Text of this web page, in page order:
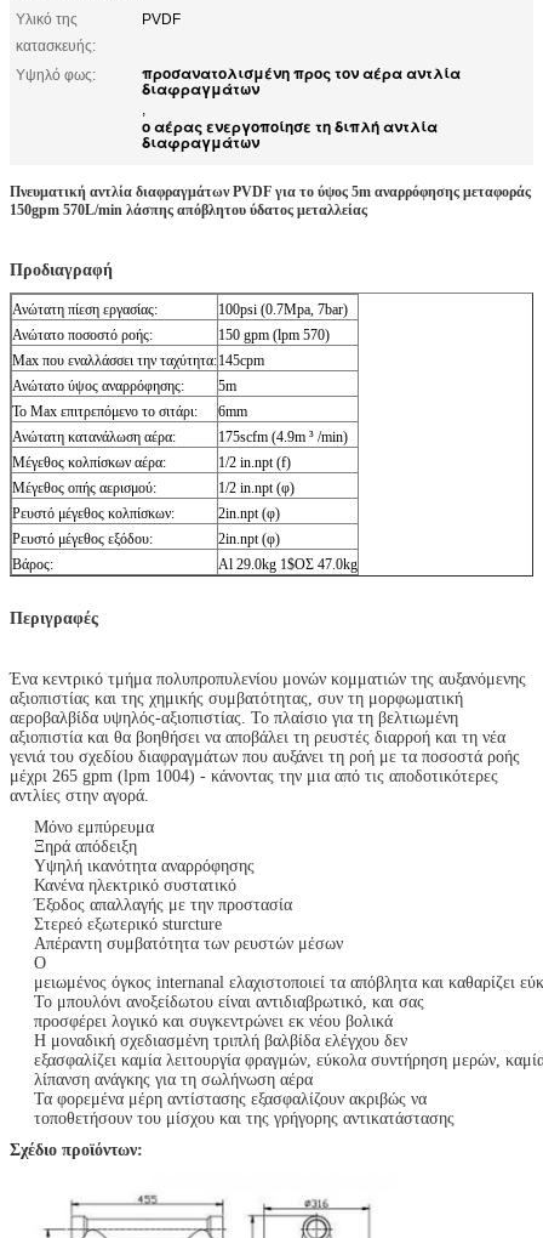
Υλικό της
κατασκευής:
PVDF
Υψηλό φως: προσανατολισμένη προς τον αέρα αντλία
διαφραγμάτων
,
ο αέρας ενεργοποίησε τη διπλή αντλία
διαφραγμάτων
Πνευματική αντλία διαφραγμάτων PVDF για το ύψος 5m αναρρόφησης μεταφοράς
150gpm 570L/min λάσπης απόβλητου ύδατος μεταλλείας
Προδιαγραφή
Ανώτατη πίεση εργασίας:
100psi (0.7Mpa, 7bar)
Ανώτατο ποσοστό ροής:
150 gpm (lpm 570)
Max που εναλλάσσει την ταχύτητα:145cpm
Ανώτατο ύψος αναρρόφησης:
5m
Το Max επιτρεπόμενο το σιτάρι:
6mm
Ανώτατη κατανάλωση αέρα:
175scfm (4.9m ³ /min)
Μέγεθος κολπίσκων αέρα:
1/2 in.npt (f)
Μέγεθος οπής αερισμού:
1/2 in.npt (φ)
Ρευστό μέγεθος κολπίσκων:
2in.npt (φ)
Ρευστό μέγεθος εξόδου:
2in.npt (φ)
Βάρος:
Al 29.0kg 1$ΟΣ 47.0kg
Περιγραφές
Ένα κεντρικό τμήμα πολυπροπυλενίου μονών κομματιών της αυξανόμενης
αξιοπιστίας και της χημικής συμβατότητας, συν τη μορφωματική
αεροβαλβίδα υψηλός-αξιοπιστίας. Το πλαίσιο για τη βελτιωμένη
αξιοπιστία και θα βοηθήσει να αποβάλει τη ρευστές διαρροή και τη νέα
γενιά του σχεδίου διαφραγμάτων που αυξάνει τη ροή με τα ποσοστά ροής
μέχρι 265 gpm (lpm 1004) - κάνοντας την μια από τις αποδοτικότερες
αντλίες στην αγορά.
Μόνο εμπύρευμα
Ξηρά απόδειξη
Υψηλή ικανότητα αναρρόφησης
Κανένα ηλεκτρικό συστατικό
Έξοδος απαλλαγής με την προστασία
Στερεό εξωτερικό sturcture
Απέραντη συμβατότητα των ρευστών μέσων
Ο
μειωμένος όγκος internanal ελαχιστοποιεί τα απόβλητα και καθαρίζει
Το μπουλόνι ανοξείδωτου είναι αντιδιαβρωτικό, και σας
προσφέρει λογικό και συγκεντρώνει εκ νέου βολικά
Η μοναδική σχεδιασμένη τριπλή βαλβίδα ελέγχου δεν
εξασφαλίζει καμία λειτουργία φραγμών, εύκολα συντήρηση μερών,
λίπανση ανάγκης για τη σωλήνωση αέρα
Τα φορεμένα μέρη αντίστασης εξασφαλίζουν ακριβώς να
τοποθετήσουν του μίσχου και της γρήγορης αντικατάστασης
Σχέδιο προϊόντων: